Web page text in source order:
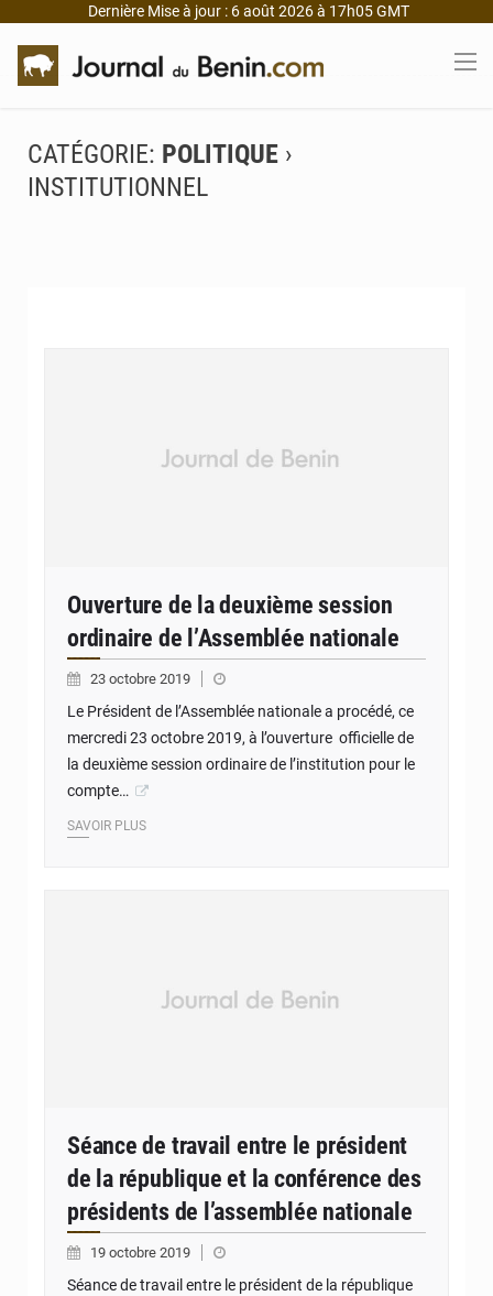
Dernière Mise à jour : 6 août 2026 à 17h05 GMT
CATÉGORIE: POLITIQUE ›
INSTITUTIONNEL
Ouverture de la deuxième session
ordinaire de l’Assemblée nationale
23 octobre 2019
Le Président de l’Assemblée nationale a procédé, ce
mercredi 23 octobre 2019, à l’ouverture officielle de
la deuxième session ordinaire de l’institution pour le
compte…
SAVOIR PLUS
Séance de travail entre le président
de la république et la conférence des
présidents de l’assemblée nationale
19 octobre 2019
Séance de travail entre le président de la république